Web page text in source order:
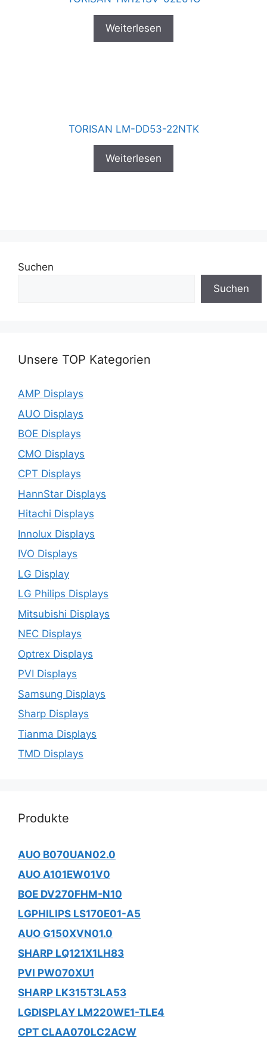
Weiterlesen
TORISAN LM-DD53-22NTK
Weiterlesen
Suchen
Suchen
Unsere TOP Kategorien
AMP Displays
AUO Displays
BOE Displays
CMO Displays
CPT Displays
HannStar Displays
Hitachi Displays
Innolux Displays
IVO Displays
LG Display
LG Philips Displays
Mitsubishi Displays
NEC Displays
Optrex Displays
PVI Displays
Samsung Displays
Sharp Displays
Tianma Displays
TMD Displays
Produkte
AUO B070UAN02.0
AUO A101EW01V0
BOE DV270FHM-N10
LGPHILIPS LS170E01-A5
AUO G150XVN01.0
SHARP LQ121X1LH83
PVI PW070XU1
SHARP LK315T3LA53
LGDISPLAY LM220WE1-TLE4
CPT CLAA070LC2ACW